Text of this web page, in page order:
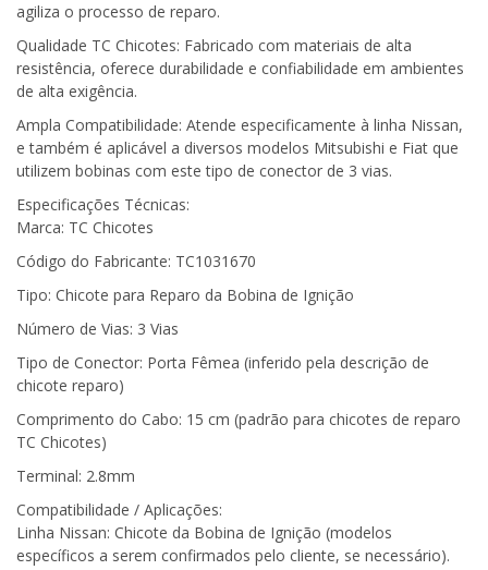
agiliza o processo de reparo.
Qualidade TC Chicotes: Fabricado com materiais de alta
resistência, oferece durabilidade e confiabilidade em ambientes
de alta exigência.
Ampla Compatibilidade: Atende especificamente à linha Nissan,
e também é aplicável a diversos modelos Mitsubishi e Fiat que
utilizem bobinas com este tipo de conector de 3 vias.
Especificações Técnicas:
Marca: TC Chicotes
Código do Fabricante: TC1031670
Tipo: Chicote para Reparo da Bobina de Ignição
Número de Vias: 3 Vias
Tipo de Conector: Porta Fêmea (inferido pela descrição de
chicote reparo)
Comprimento do Cabo: 15 cm (padrão para chicotes de reparo
TC Chicotes)
Terminal: 2.8mm
Compatibilidade / Aplicações:
Linha Nissan: Chicote da Bobina de Ignição (modelos
específicos a serem confirmados pelo cliente, se necessário).